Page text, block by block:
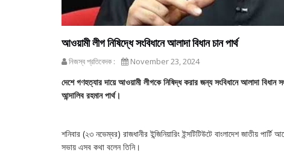
আওয়ামী লীগ নিষিদ্ধে সংবিধানে আলাদা বিধান চান পার্থ
নিজস্ব প্রতিবেদক : November 23, 2024
দেশে গণহত্যার দায়ে আওয়ামী লীগকে নিষিদ্ধ করার জন্য সংবিধানে আলাদা বিধান
আন্দালিব রহমান পার্থ।
শনিবার (২৩ নভেম্বর) রাজধানীর ইন্জিনিয়ারিং ইন্সটিটিউটে বাংলাদেশ জাতীয়
সভায় এসব কথা বলেন তিনি।